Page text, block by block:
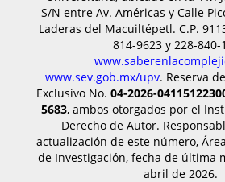
S/N entre Av. Américas y Calle
Laderas del Macuiltépetl. C.P.
814-9623 y 228-840-
www.sev.gob.mx/upv. Reserva
Exclusivo No. 04-2026-
5683, ambos otorgados por el
Derecho de Autor.
actualización de este número,
de Investigación, fecha de última
abril de 2026.